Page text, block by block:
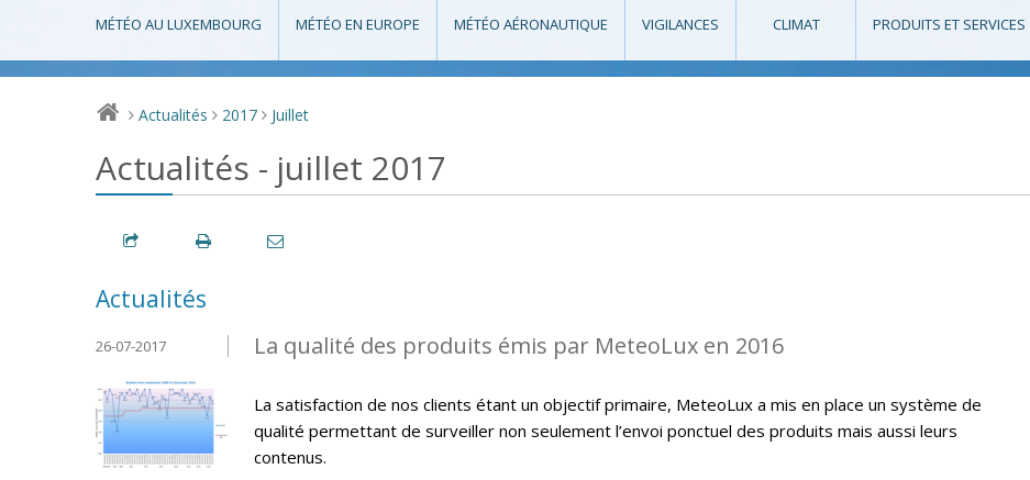
MÉTÉO AU LUXEMBOURG MÉTÉO EN EUROPE MÉTÉO AÉRONAUTIQUE VIGILANCES CLIMAT PRODUITS ET SERVICES
> Actualités > 2017 > Juillet
Actualités - juillet 2017
Actualités
La qualité des produits émis par MeteoLux en 2016
26-07-2017
La satisfaction de nos clients étant un objectif primaire, MeteoLux a mis en place un système de
qualité permettant de surveiller non seulement l’envoi ponctuel des produits mais aussi leurs
contenus.